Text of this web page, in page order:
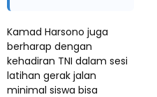
Kamad Harsono juga
berharap dengan
kehadiran TNI dalam sesi
latihan gerak jalan
minimal siswa bisa